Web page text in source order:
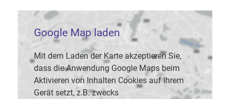
Google Map laden
Mit dem Laden der Karte akzeptieren Sie,
dass die Anwendung Google Maps beim
Aktivieren von Inhalten Cookies auf Ihrem
Gerät setzt, z.B. zwecks